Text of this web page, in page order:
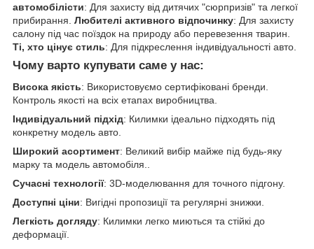
автомобілісти: Для захисту від дитячих "сюрпризів" та легкої
прибирання. Любителі активного відпочинку: Для захисту
салону під час поїздок на природу або перевезення тварин.
Ті, хто цінує стиль: Для підкреслення індивідуальності авто.
Чому варто купувати саме у нас:
Висока якість: Використовуємо сертифіковані бренди.
Контроль якості на всіх етапах виробництва.
Індивідуальний підхід: Килимки ідеально підходять під
конкретну модель авто.
Широкий асортимент: Великий вибір майже під будь-яку
марку та модель автомобіля..
Сучасні технології: 3D-моделювання для точного підгону.
Доступні ціни: Вигідні пропозиції та регулярні знижки.
Легкість догляду: Килимки легко миються та стійкі до
деформації.